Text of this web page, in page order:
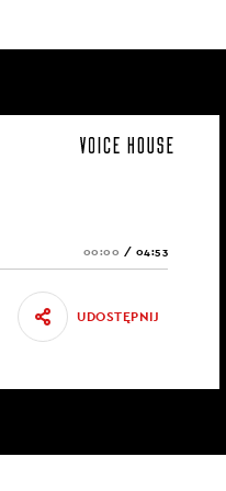
00:00 / 04:53
UDOSTĘPNIJ